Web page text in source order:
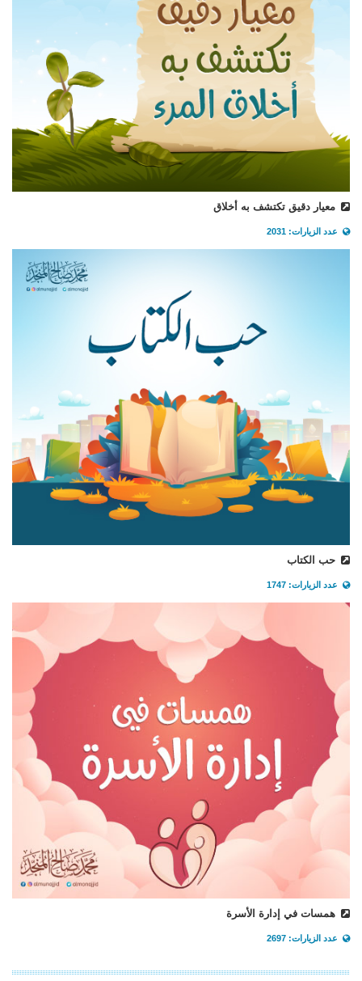
معيار دقيق تكتشف به أخلاق
عدد الزيارات: 2031
حب الكتاب
عدد الزيارات: 1747
همسات في إدارة الأسرة
عدد الزيارات: 2697